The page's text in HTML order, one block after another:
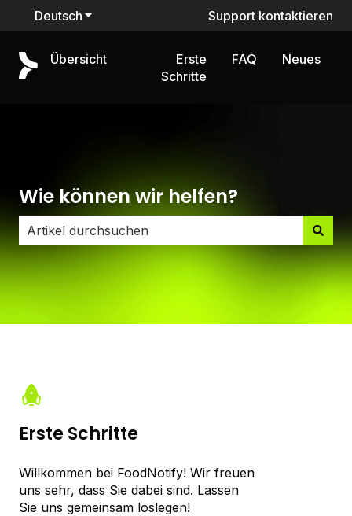
Deutsch Untermenü für Übersetzungen anzeigen
Support kontaktieren
Übersicht
Erste
Schritte
FAQ Neues
Wie können wir helfen?
Es gibt keine Vorschläge, da das Suchfeld leer ist.
Erste Schritte
Willkommen bei FoodNotify! Wir freuen
uns sehr, dass Sie dabei sind. Lassen
Sie uns gemeinsam loslegen!